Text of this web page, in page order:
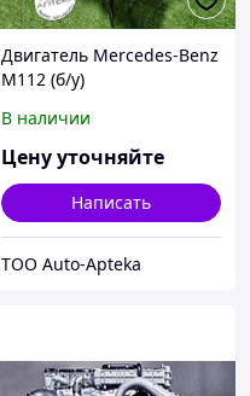
Двигатель Mercedes-Benz
M112 (б/у)
В наличии
Цену уточняйте
Написать
ТОО Auto-Apteka